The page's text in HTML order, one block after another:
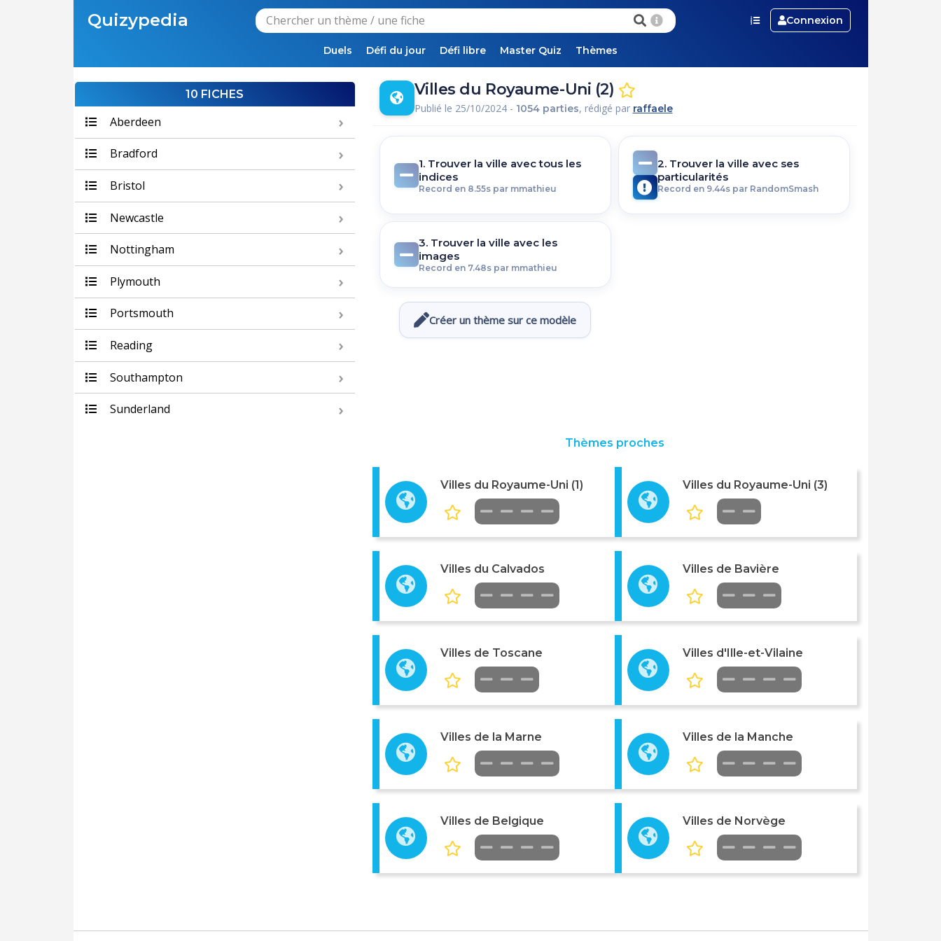
Quizypedia Connexion
Duels Défi du jour Défi libre Master Quiz Thèmes
10 FICHES
Aberdeen
Bradford
Bristol
Newcastle
Nottingham
Plymouth
Portsmouth
Reading
Southampton
Sunderland
Villes du Royaume-Uni (2)
Publié le 25/10/2024 - 1054 parties, rédigé par raffaele
1. Trouver la ville avec tous les
indices
Record en 8.55s par mmathieu
2. Trouver la ville avec ses
particularités
Record en 9.44s par RandomSmash
3. Trouver la ville avec les
images
Record en 7.48s par mmathieu
Créer un thème sur ce modèle
Thèmes proches
Villes du Royaume-Uni (1) Villes du Royaume-Uni (3)
Villes du Calvados Villes de Bavière
Villes de Toscane Villes d'Ille-et-Vilaine
Villes de la Marne Villes de la Manche
Villes de Belgique Villes de Norvège